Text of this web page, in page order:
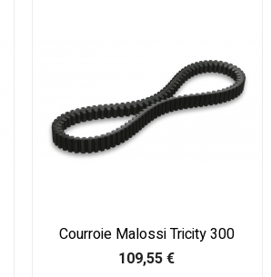
Courroie Malossi Tricity 300
Prix
109,55 €